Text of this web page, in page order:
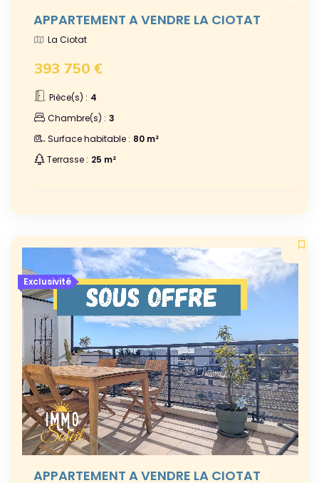
APPARTEMENT A VENDRE LA CIOTAT
La Ciotat
393 750 €
Pièce(s) : 4
Chambre(s) : 3
Surface habitable : 80 m²
Terrasse : 25 m²
Exclusivité
APPARTEMENT A VENDRE LA CIOTAT